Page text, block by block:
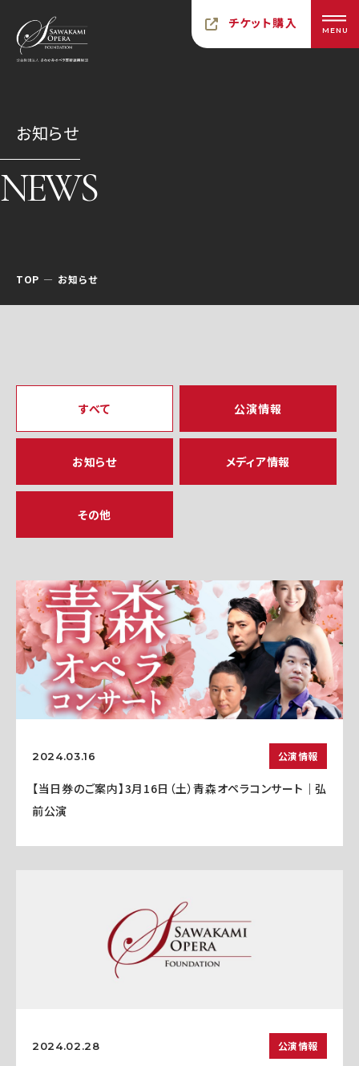
チケット購入 MENU
お知らせ
NEWS
TOP お知らせ
すべて 公演情報
お知らせ メディア情報
その他
2024.03.16 公演情報
【当日券のご案内】3月16日（土）青森オペラコンサート｜弘
前公演
2024.02.28 公演情報